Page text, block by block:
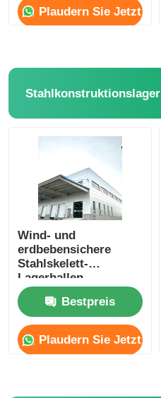
Plaudern Sie Jetzt
Stahlkonstruktionslager
Wind- und
erdbebensichere
Stahlskelett-
Lagerhallen,
Scheunen, Gebäude,
OEM
Bestpreis
Plaudern Sie Jetzt